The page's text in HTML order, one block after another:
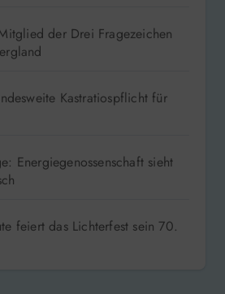
der Drei Fragezeichen
Kastratiospflicht für
Energiegenossenschaft sieht
feiert das Lichterfest sein 70.